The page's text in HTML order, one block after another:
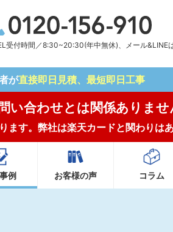
受付時間／8:30~20:30(年中無休)、メール&LINE
が直接即日見積、最短即日工事
い合わせとは関係ありませ
す。弊社は楽天カードと関わりは
例 お客様の声 コラム